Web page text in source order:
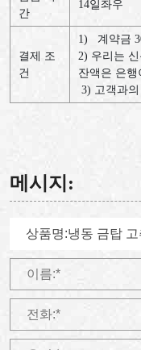
간
14일좌우
결제
조
건
1) 계약금
2) 우리는 신
잔액은 은행
3) 고객과의
메시지: